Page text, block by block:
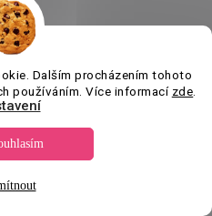
Dalším procházením tohoto
používáním. Více informací zde
spodní strany.
provlékneme každým
Smyčku zastrčíme
kdykoli sundat a vyprat.